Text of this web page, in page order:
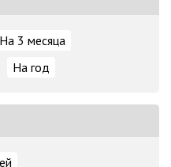
На 3 месяца
На год